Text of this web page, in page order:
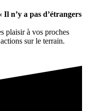
Il n’y a pas d’étrangers
plaisir à vos proches
sur le terrain.